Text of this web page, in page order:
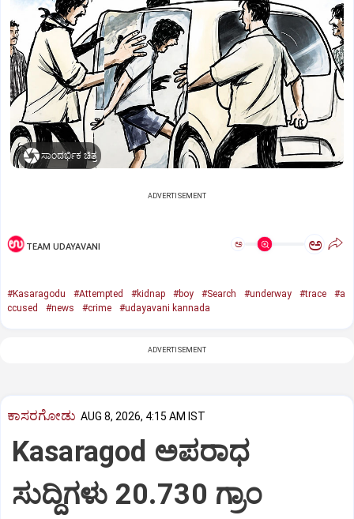
ಸಾಂದರ್ಭಿಕ ಚಿತ್ರ
ADVERTISEMENT
TEAM UDAYAVANI ಅ ಅ
#Kasaragodu #Attempted #kidnap #boy #Search #underway #trace
#a
ccused
#news #crime #udayavani kannada
ADVERTISEMENT
ಕಾಸರಗೋಡು AUG 8, 2026, 4:15 AM IST
Kasaragod ಅಪರಾಧ
ಸುದ್ದಿಗಳು 20.730 ಗ್ರಾಂ